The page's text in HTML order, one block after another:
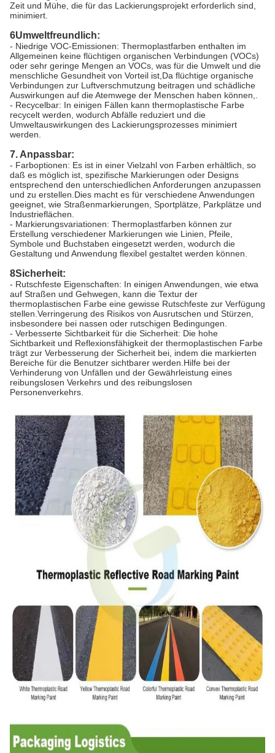
Zeit und Mühe, die für das Lackierungsprojekt erforderlich sind,
minimiert.
6Umweltfreundlich:
- Niedrige VOC-Emissionen: Thermoplastfarben enthalten im
Allgemeinen keine flüchtigen organischen Verbindungen (VOCs)
oder sehr geringe Mengen an VOCs, was für die Umwelt und die
menschliche Gesundheit von Vorteil ist,Da flüchtige organische
Verbindungen zur Luftverschmutzung beitragen und schädliche
Auswirkungen auf die Atemwege der Menschen haben können,.
- Recycelbar: In einigen Fällen kann thermoplastische Farbe
recycelt werden, wodurch Abfälle reduziert und die
Umweltauswirkungen des Lackierungsprozesses minimiert
werden.
7. Anpassbar:
- Farboptionen: Es ist in einer Vielzahl von Farben erhältlich, so
daß es möglich ist, spezifische Markierungen oder Designs
entsprechend den unterschiedlichen Anforderungen anzupassen
und zu erstellen.Dies macht es für verschiedene Anwendungen
geeignet, wie Straßenmarkierungen, Sportplätze, Parkplätze und
Industrieflächen.
- Markierungsvariationen: Thermoplastfarben können zur
Erstellung verschiedener Markierungen wie Linien, Pfeile,
Symbole und Buchstaben eingesetzt werden, wodurch die
Gestaltung und Anwendung flexibel gestaltet werden können.
8Sicherheit:
- Rutschfeste Eigenschaften: In einigen Anwendungen, wie etwa
auf Straßen und Gehwegen, kann die Textur der
thermoplastischen Farbe eine gewisse Rutschfeste zur Verfügung
stellen.Verringerung des Risikos von Ausrutschen und Stürzen,
insbesondere bei nassen oder rutschigen Bedingungen.
- Verbesserte Sichtbarkeit für die Sicherheit: Die hohe
Sichtbarkeit und Reflexionsfähigkeit der thermoplastischen Farbe
trägt zur Verbesserung der Sicherheit bei, indem die markierten
Bereiche für die Benutzer sichtbarer werden.Hilfe bei der
Verhinderung von Unfällen und der Gewährleistung eines
reibungslosen Verkehrs und des reibungslosen
Personenverkehrs.